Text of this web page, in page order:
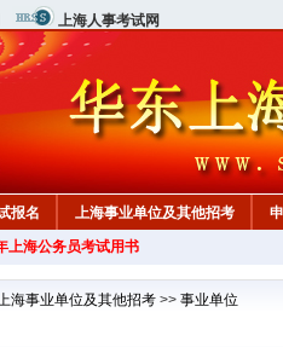
上海人事考试网
报名 上海事业单位及其他招考
上海公务员考试用书
海事业单位及其他招考 >> 事业单位